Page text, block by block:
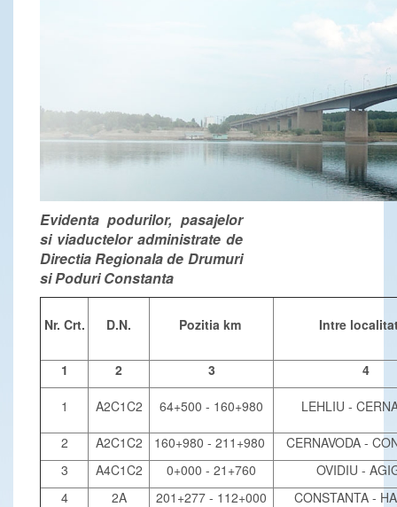
Evidenta podurilor, pasajelor
si viaductelor administrate de
Directia Regionala de Drumuri
si Poduri Constanta
Nr. Crt. D.N. Pozitia km Intre
1 2 3 4
1 A2C1C2 64+500 - 160+980 LEHLIU -
2 A2C1C2 160+980 - 211+980
CERNAVODA -
3
A4C1C2 0+000 - 21+760
OVIDIU -
4
2A 201+277 - 112+000
CONSTANTA -